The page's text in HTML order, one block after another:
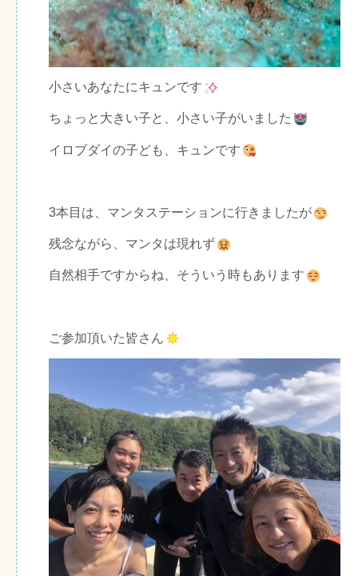
小さいあなたにキュンです
ちょっと大きい子と、小さい子がいました
イロブダイの子ども、キュンです
3本目は、マンタステーションに行きましたが
残念ながら、マンタは現れず
自然相手ですからね、そういう時もあります
ご参加頂いた皆さん